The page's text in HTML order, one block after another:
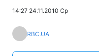
14:27 24.11.2010 Ср
RBC.UA